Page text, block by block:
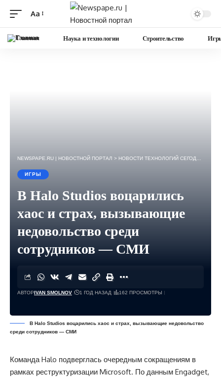
Изменение
Aa
Главная Наука и технологии Строительство
NEWSPAPE.RU | НОВОСТНОЙ ПОРТАЛ > НОВОСТИ ТЕХНОЛОГИЙ СЕГОДНЯ — ИГРЫ, НАУКА, ГАДЖЕТЫ, БИЗНЕС.
ИГРЫ
В Halo Studios воцарились
хаос и страх, вызывающие
недовольство среди
сотрудников — СМИ
АВТОРIVAN SMOLNOV 1 ГОД НАЗАД 162 ПРОСМОТРЫ
В Halo Studios воцарились хаос и страх, вызывающие недовольство
среди сотрудников — СМИ
Команда Halo подверглась очередным сокращениям в
рамках реструктуризации Microsoft. По данным Engadget,